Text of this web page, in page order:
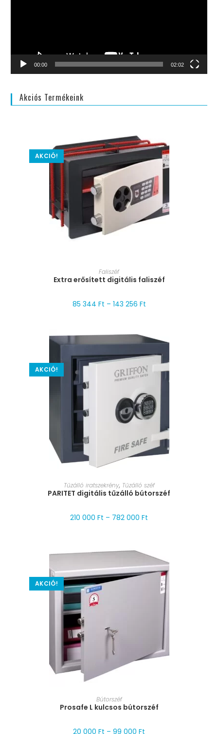
00:00 02:02
Akciós Termékeink
AKCIÓ!
MÉRET VÁLASZTÁSA
Faliszéf
Extra erősített digitális faliszéf
85 344 Ft – 143 256 Ft
AKCIÓ!
MÉRET VÁLASZTÁSA
Tűzálló iratszekrény, Tűzálló széf
PARITET digitális tűzálló bútorszéf
210 000 Ft – 782 000 Ft
AKCIÓ!
MÉRET VÁLASZTÁSA
Bútorszéf
Prosafe L kulcsos bútorszéf
20 000 Ft – 99 000 Ft